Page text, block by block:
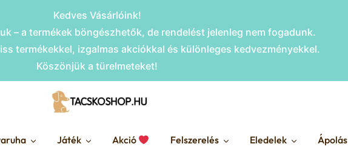
Kedves Vásárlóink!
– a termékek böngészhetők, de rendelést jelenleg nem fogadunk.
termékekkel, izgalmas akciókkal és különleges kedvezményekkel.
Köszönjük a türelmeteket!
Játék Akció Felszerelés Eledelek Ápolás